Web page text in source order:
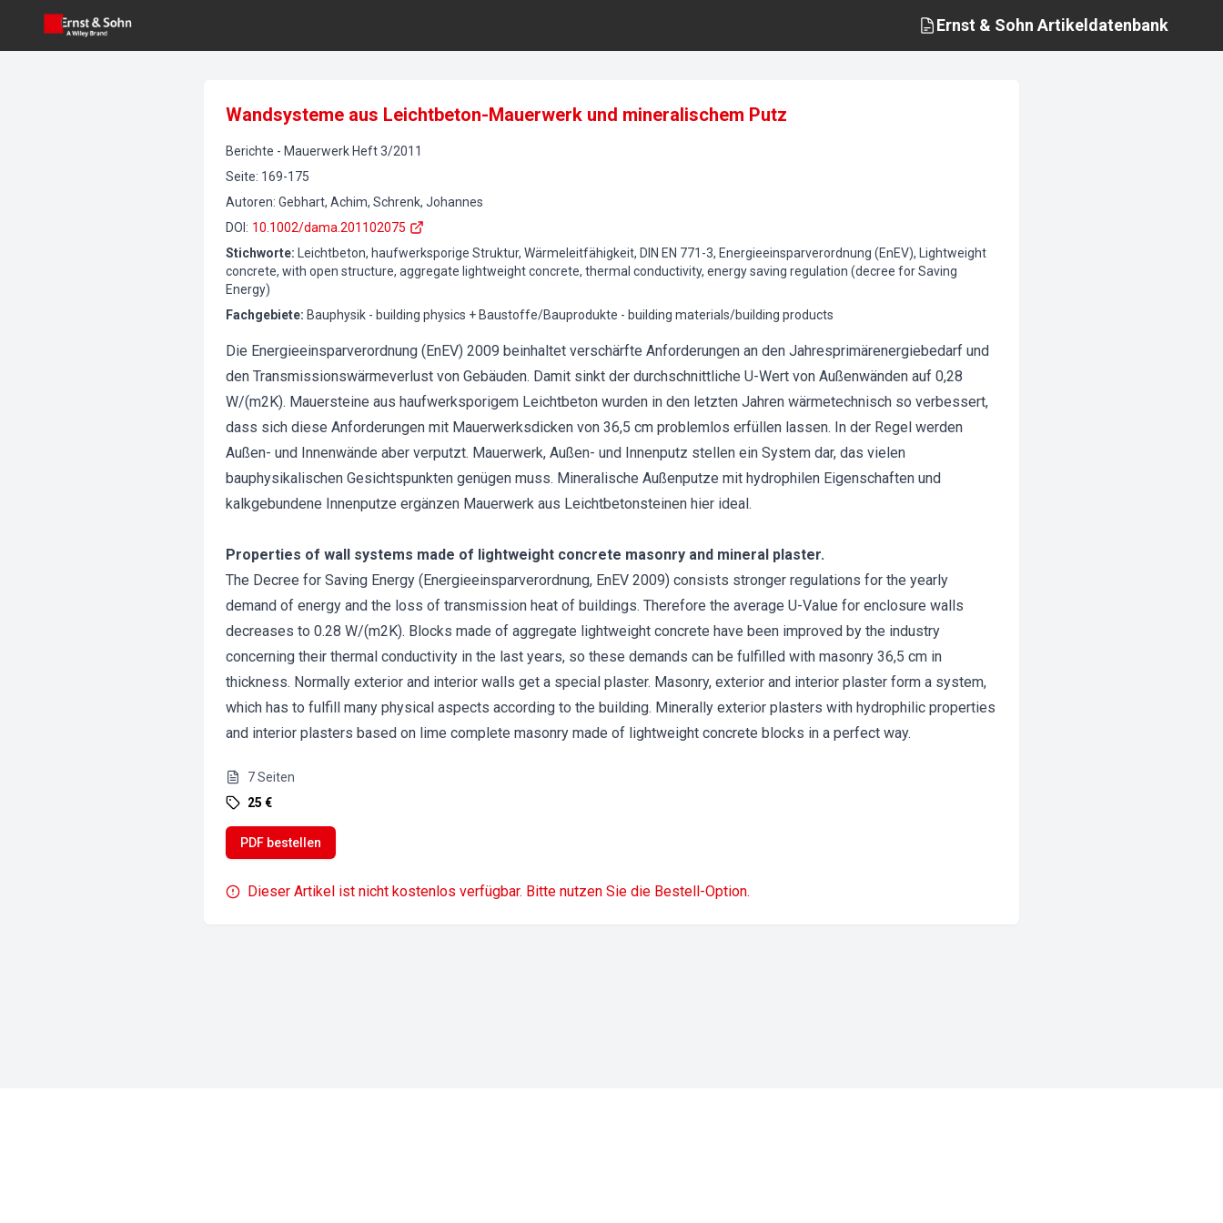
Ernst & Sohn Artikeldatenbank
Wandsysteme aus Leichtbeton-Mauerwerk und mineralischem Putz
Berichte - Mauerwerk Heft3/2011
Seite: 169-175
Autoren: Gebhart, Achim, Schrenk, Johannes
DOI : 10.1002/dama.201102075
Stichworte:
Leichtbeton, haufwerksporige Struktur, Wärmeleitfähigkeit, DIN EN 771-3, Energieeinsparverordnung (EnEV), Lightweight
concrete, with open structure, aggregate lightweight concrete, thermal conductivity, energy saving regulation (decree for Saving
Energy)
Fachgebiete: Bauphysik - building physics + Baustoffe/Bauprodukte - building materials/building products
Die Energieeinsparverordnung (EnEV) 2009 beinhaltet verschärfte Anforderungen an den Jahresprimärenergiebedarf und
den Transmissionswärmeverlust von Gebäuden. Damit sinkt der durchschnittliche U-Wert von Außenwänden auf 0,28
W/(m2K). Mauersteine aus haufwerksporigem Leichtbeton wurden in den letzten Jahren wärmetechnisch so verbessert,
dass sich diese Anforderungen mit Mauerwerksdicken von 36,5 cm problemlos erfüllen lassen. In der Regel werden
Außen- und Innenwände aber verputzt. Mauerwerk, Außen- und Innenputz stellen ein System dar, das vielen
bauphysikalischen Gesichtspunkten genügen muss. Mineralische Außenputze mit hydrophilen Eigenschaften und
kalkgebundene Innenputze ergänzen Mauerwerk aus Leichtbetonsteinen hier ideal.
Properties of wall systems made of lightweight concrete masonry and mineral plaster.
The Decree for Saving Energy (Energieeinsparverordnung, EnEV 2009) consists stronger regulations for the yearly
demand of energy and the loss of transmission heat of buildings. Therefore the average U-Value for enclosure walls
decreases to 0.28 W/(m2K). Blocks made of aggregate lightweight concrete have been improved by the industry
concerning their thermal conductivity in the last years, so these demands can be fulfilled with masonry 36,5 cm in
thickness. Normally exterior and interior walls get a special plaster. Masonry, exterior and interior plaster form a system,
which has to fulfill many physical aspects according to the building. Minerally exterior plasters with hydrophilic properties
and interior plasters based on lime complete masonry made of lightweight concrete blocks in a perfect way.
7Seiten
25 €
PDF bestellen
Dieser Artikel ist nicht kostenlos verfügbar. Bitte nutzen Sie die Bestell-Option.